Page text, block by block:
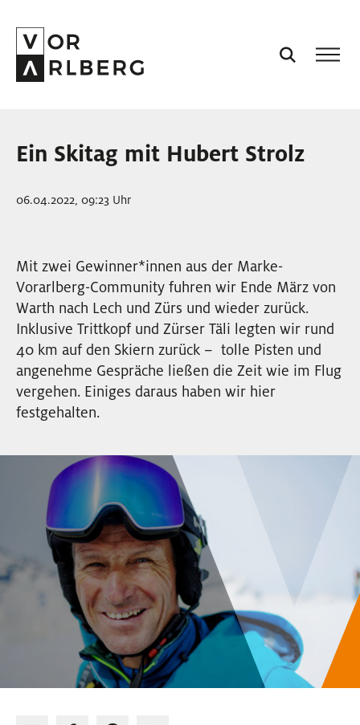
VORARLBERG
PODCASTS
VISION
EVENTS
NEWSLETTER
Ein Skitag mit Hubert Strolz
06.04.2022, 09:23 Uhr
Mit zwei Gewinner*innen Innen
aus der Marke-
Vorarlberg-Community fuhren wir Ende März von
Warth nach Lech und Zürs und wieder zurück.
Inklusive Trittkopf und Zürser Täli legten wir rund
40 km auf den Skiern zurück – tolle Pisten und
angenehme Gespräche ließen die Zeit wie im Flug
vergehen. Einiges daraus haben wir hier
festgehalten.